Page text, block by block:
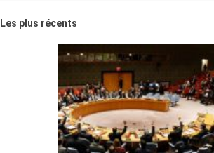
Les plus récents